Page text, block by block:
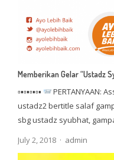
Memberikan Gelar “Ustadz
▫▪▫▪▫▪▫▪
PERTANYAAN:
ustadz2 bertitle salaf
sbg ustadz syubhat,
July 2, 2018
Author
admin